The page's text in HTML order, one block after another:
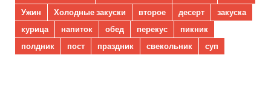
Ужин
Холодные закуски второе десерт
закуска
курица
напиток обед перекус
пикник
полдник
пост праздник свекольник суп